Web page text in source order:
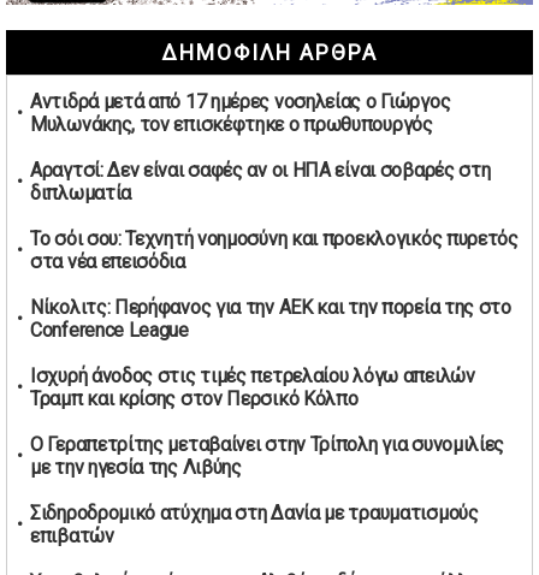
Ψηφιακός έλεγχος στην αγορά: QR code για πωλήσεις
καπνικών και αλκοόλ σε 88.000 σημεία
02/05/2026 | 06:26
Καύσιμα αεροσκαφών: Διαβεβαιώσεις ΕΕ για επάρκεια
παρά τη γεωπολιτική ένταση
01/05/2026 | 19:54
Βελόπουλος: Κριτική σε πολιτικούς αρχηγούς για
δηλώσεις την Πρωτομαγιά
01/05/2026 | 19:33
Υπερβολική ταχύτητα στο Αλιβέρι οδήγησε σε σύλληψη
38χρονου οδηγού
01/05/2026 | 19:12
Υποψηφιότητες για τις εκλογές νέας διοίκησης του ΑΟ
Νέων Στύρων
Τουρκία: Ένταση στις συγκεντρώσεις για την Πρωτομαγιά
01/05/2026 | 13:20
ΔΗΜΟΦΙΛΗ ΑΡΘΡΑ
Αντιδρά μετά από 17 ημέρες νοσηλείας ο Γιώργος
Μυλωνάκης, τον επισκέφτηκε ο πρωθυπουργός
Αραγτσί: Δεν είναι σαφές αν οι ΗΠΑ είναι σοβαρές στη
διπλωματία
Το σόι σου: Τεχνητή νοημοσύνη και προεκλογικός πυρετός
στα νέα επεισόδια
Νίκολιτς: Περήφανος για την ΑΕΚ και την πορεία της στο
Conference League
Ισχυρή άνοδος στις τιμές πετρελαίου λόγω απειλών
Τραμπ και κρίσης στον Περσικό Κόλπο
Ο Γεραπετρίτης μεταβαίνει στην Τρίπολη για συνομιλίες
με την ηγεσία της Λιβύης
Σιδηροδρομικό ατύχημα στη Δανία με τραυματισμούς
επιβατών